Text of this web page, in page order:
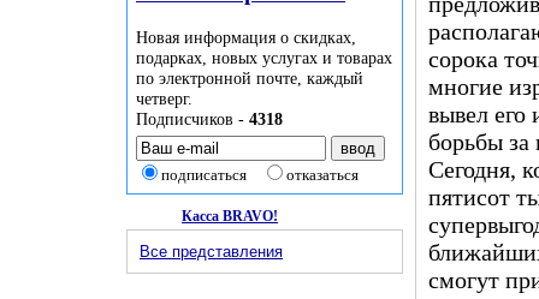
Новая информация о скидках,
подарках, новых услугах и товарах
по электронной почте, каждый
четверг.
Подписчиков - 4318
подписаться отказаться
Касса BRAVO!
Все представления
сорока
многие
вывел его
борьбы за
Сегодня,
пятисот
смогут